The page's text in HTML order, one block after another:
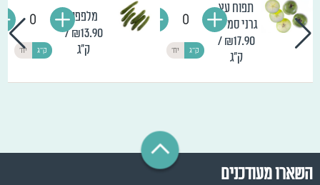
תפוח עץ
גרני סמית'
₪17.90
/
ק"ג
ק"ג יח'
0
מלפפון
₪13.90
/
ק"ג
ק"ג יח'
0
השארו מעודכנים